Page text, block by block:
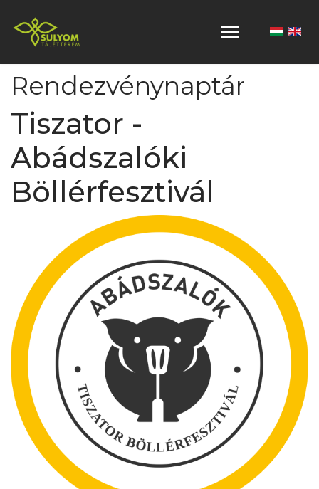
Rendezvénynaptár
Tiszator -
Abádszalóki
Böllérfesztivál